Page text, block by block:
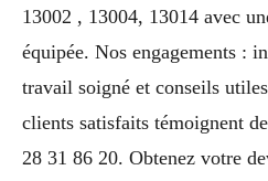
13002 , 13004, 13014 avec
équipée. Nos engagements :
travail soigné et conseils
clients satisfaits témoignent
28 31 86 20. Obtenez votre